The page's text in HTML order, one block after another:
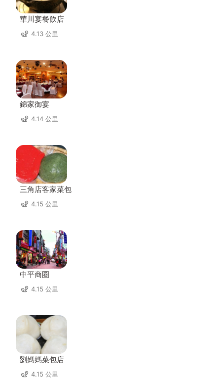
華川宴餐飲店
4.13 公里
錦家御宴
4.14 公里
三角店客家菜包
4.15 公里
中平商圈
4.15 公里
劉媽媽菜包店
4.15 公里